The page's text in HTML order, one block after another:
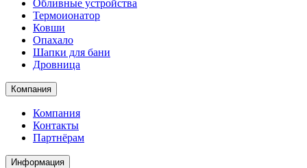
Обливные устройства
Термоионатор
Ковши
Опахало
Шапки для бани
Дровница
Компания
Компания
Контакты
Партнёрам
Информация